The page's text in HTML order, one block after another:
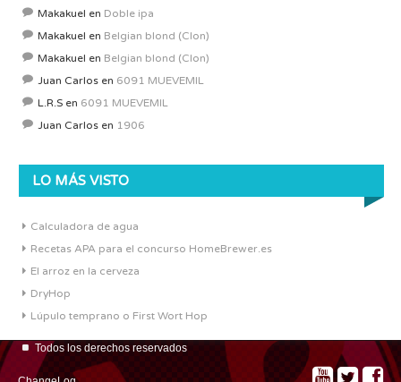
Makakuel en Doble ipa
Makakuel en Belgian blond (Clon)
Makakuel en Belgian blond (Clon)
Juan Carlos en 6091 MUEVEMIL
L.R.S en 6091 MUEVEMIL
Juan Carlos en 1906
LO MÁS VISTO
Calculadora de agua
Recetas APA para el concurso HomeBrewer.es
El arroz en la cerveza
DryHop
Lúpulo temprano o First Wort Hop
Todos los derechos reservados